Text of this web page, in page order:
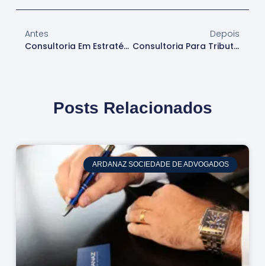
Antes
Consultoria Em Estratégias Fiscais: 5 Dicas Cruciais
Depois
Consultoria Para Tributação De Exportações: Passo A Passo
Posts Relacionados
ARDANAZ SOCIEDADE DE ADVOGADOS